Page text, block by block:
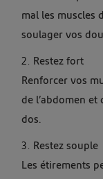
mal les muscles
soulager vos
Restez fort
Renforcer vos
de l’abdomen
dos.
Restez souple
Les étirements